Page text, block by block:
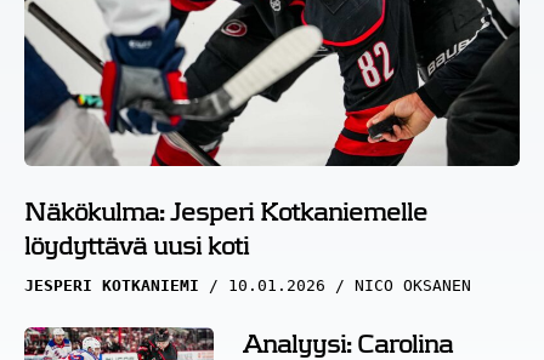
Näkökulma: Jesperi Kotkaniemelle
löydyttävä uusi koti
JESPERI KOTKANIEMI 10.01.2026 NICO OKSANEN
Analyysi: Carolina